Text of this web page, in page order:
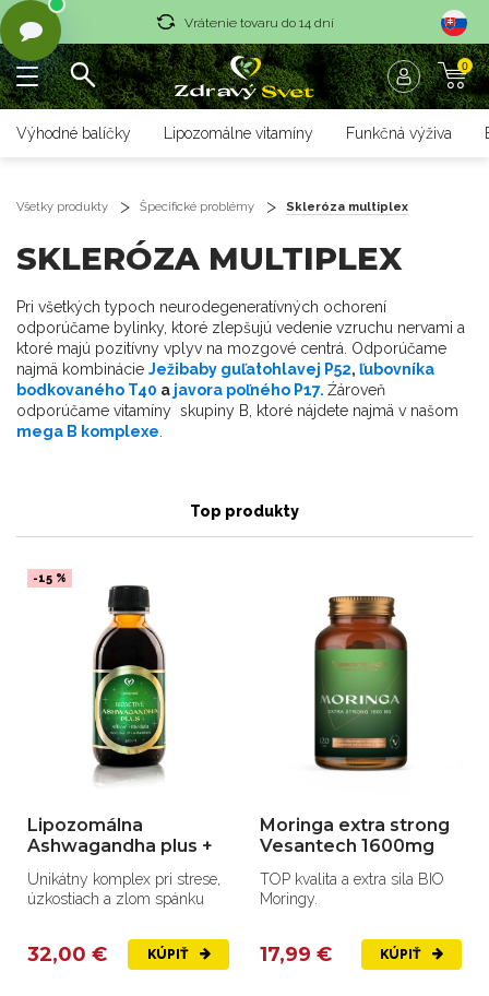
Vrátenie tovaru do 14 dní
Rýchle dodanie <36 hod
Rýchle dodanie <36 hod
0
Výhodné balíčky Lipozomálne vitamíny Funkčná výživa
Všetky produkty Špecifické problémy Skleróza multiplex
SKLERÓZA MULTIPLEX
Pri všetkých typoch neurodegeneratívných ochorení
odporúčame bylinky, ktoré zlepšujú vedenie vzruchu nervami a
ktoré majú pozitívny vplyv na mozgové centrá. Odporúčame
najmä kombinácie Ježibaby guľatohlavej P52, ľubovníka
bodkovaného T40 a javora poľného P17. Źároveň
odporúčame vitamíny skupiny B, ktoré nájdete najmä v našom
mega B komplexe
Top produkty
-15 %
Lipozomálna
Ashwagandha plus +
Unikátny komplex pri strese,
úzkostiach a zlom spánku
32,00 € KÚPIŤ
Moringa extra strong
Vesantech 1600mg
TOP kvalita a extra sila BIO
Moringy.
17,99 € KÚPIŤ